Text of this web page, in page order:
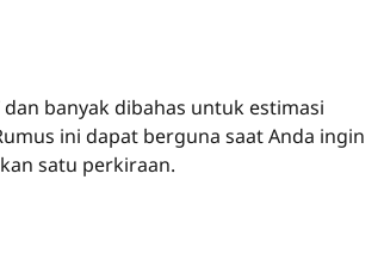
banyak dibahas untuk estimasi
ini dapat berguna saat Anda ingin
satu perkiraan.